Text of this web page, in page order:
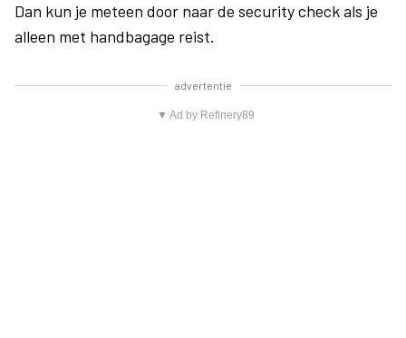
Dan kun je meteen door naar de security check als je
alleen met handbagage reist.
advertentie
▼ Ad by Refinery89